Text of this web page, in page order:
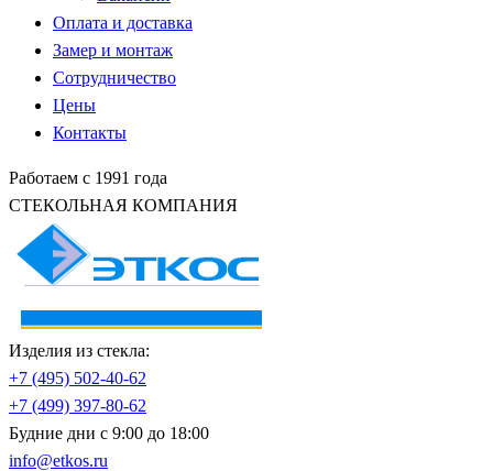
Оплата и доставка
Замер и монтаж
Сотрудничество
Цены
Контакты
Работаем с 1991 года
СТЕКОЛЬНАЯ КОМПАНИЯ
Изделия из стекла:
+7 (495) 502-40-62
+7 (499) 397-80-62
Будние дни с 9:00 до 18:00
info@etkos.ru